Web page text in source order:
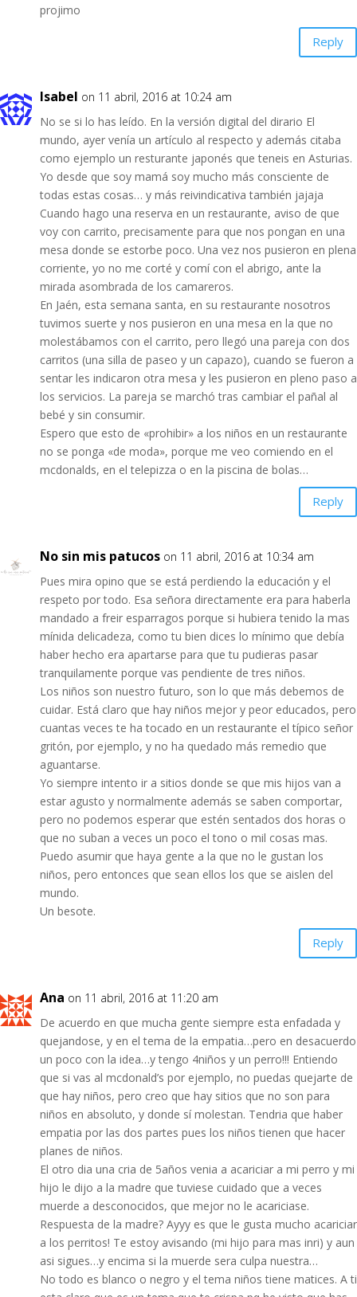
projimo
Reply
Isabel on 11 abril, 2016 at 10:24 am
No se si lo has leído. En la versión digital del dirario El
mundo, ayer venía un artículo al respecto y además citaba
como ejemplo un resturante japonés que teneis en Asturias.
Yo desde que soy mamá soy mucho más consciente de
todas estas cosas… y más reivindicativa también jajaja
Cuando hago una reserva en un restaurante, aviso de que
voy con carrito, precisamente para que nos pongan en una
mesa donde se estorbe poco. Una vez nos pusieron en plena
corriente, yo no me corté y comí con el abrigo, ante la
mirada asombrada de los camareros.
En Jaén, esta semana santa, en su restaurante nosotros
tuvimos suerte y nos pusieron en una mesa en la que no
molestábamos con el carrito, pero llegó una pareja con dos
carritos (una silla de paseo y un capazo), cuando se fueron a
sentar les indicaron otra mesa y les pusieron en pleno paso a
los servicios. La pareja se marchó tras cambiar el pañal al
bebé y sin consumir.
Espero que esto de «prohibir» a los niños en un restaurante
no se ponga «de moda», porque me veo comiendo en el
mcdonalds, en el telepizza o en la piscina de bolas…
Reply
No sin mis patucos on 11 abril, 2016 at 10:34 am
Pues mira opino que se está perdiendo la educación y el
respeto por todo. Esa señora directamente era para haberla
mandado a freir esparragos porque si hubiera tenido la mas
mínida delicadeza, como tu bien dices lo mínimo que debía
haber hecho era apartarse para que tu pudieras pasar
tranquilamente porque vas pendiente de tres niños.
Los niños son nuestro futuro, son lo que más debemos de
cuidar. Está claro que hay niños mejor y peor educados, pero
cuantas veces te ha tocado en un restaurante el típico señor
gritón, por ejemplo, y no ha quedado más remedio que
aguantarse.
Yo siempre intento ir a sitios donde se que mis hijos van a
estar agusto y normalmente además se saben comportar,
pero no podemos esperar que estén sentados dos horas o
que no suban a veces un poco el tono o mil cosas mas.
Puedo asumir que haya gente a la que no le gustan los
niños, pero entonces que sean ellos los que se aislen del
mundo.
Un besote.
Reply
Ana on 11 abril, 2016 at 11:20 am
De acuerdo en que mucha gente siempre esta enfadada y
quejandose, y en el tema de la empatia…pero en desacuerdo
un poco con la idea…y tengo 4niños y un perro!!! Entiendo
que si vas al mcdonald’s por ejemplo, no puedas quejarte de
que hay niños, pero creo que hay sitios que no son para
niños en absoluto, y donde sí molestan. Tendria que haber
empatia por las dos partes pues los niños tienen que hacer
planes de niños.
El otro dia una cria de 5años venia a acariciar a mi perro y mi
hijo le dijo a la madre que tuviese cuidado que a veces
muerde a desconocidos, que mejor no le acariciase.
Respuesta de la madre? Ayyy es que le gusta mucho acariciar
a los perritos! Te estoy avisando (mi hijo para mas inri) y aun
asi sigues…y encima si la muerde sera culpa nuestra…
No todo es blanco o negro y el tema niños tiene matices. A ti